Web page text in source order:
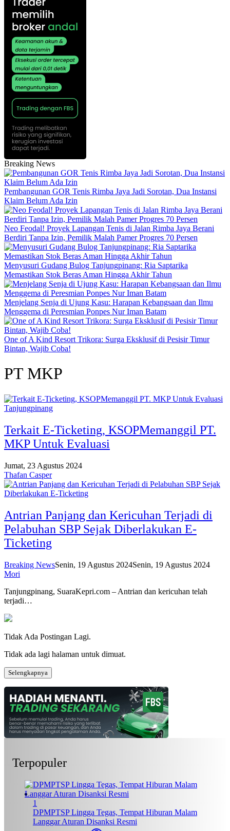
Breaking News
Pembangunan GOR Tenis Rimba Jaya Jadi Sorotan, Dua Instansi
Klaim Belum Ada Izin
Neo Feodal! Proyek Lapangan Tenis di Jalan Rimba Jaya Berani
Berdiri Tanpa Izin, Pemilik Malah Pamer Progres 70 Persen
Menyusuri Gudang Bulog Tanjungpinang: Ria Saptarika
Memastikan Stok Beras Aman Hingga Akhir Tahun
Menjelang Senja di Ujung Kasu: Harapan Kebangsaan dan Ilmu
Menggema di Peresmian Ponpes Nur Iman Batam
One of A Kind Resort Trikora: Surga Eksklusif di Pesisir Timur
Bintan, Wajib Coba!
PT MKP
Tanjungpinang
Terkait E-Ticketing, KSOPMemanggil PT.
MKP Untuk Evaluasi
Jumat, 23 Agustus 2024
Thafan Casper
Antrian Panjang dan Kericuhan Terjadi di
Pelabuhan SBP Sejak Diberlakukan E-
Ticketing
Breaking NewsSenin, 19 Agustus 2024Senin, 19 Agustus 2024
Mori
Tanjungpinang, SuaraKepri.com – Antrian dan kericuhan telah
terjadi…
Tidak Ada Postingan Lagi.
Tidak ada lagi halaman untuk dimuat.
Selengkapnya
Terpopuler
1
DPMPTSP Lingga Tegas, Tempat Hiburan Malam
Langgar Aturan Disanksi Resmi